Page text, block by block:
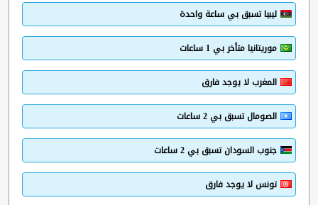
ليبيا تسبق بي ساعة واحدة
موريتانيا متأخر بي 1 ساعات
المغرب لا يوجد فارق
الصومال تسبق بي 2 ساعات
جنوب السودان تسبق بي 2 ساعات
تونس لا يوجد فارق